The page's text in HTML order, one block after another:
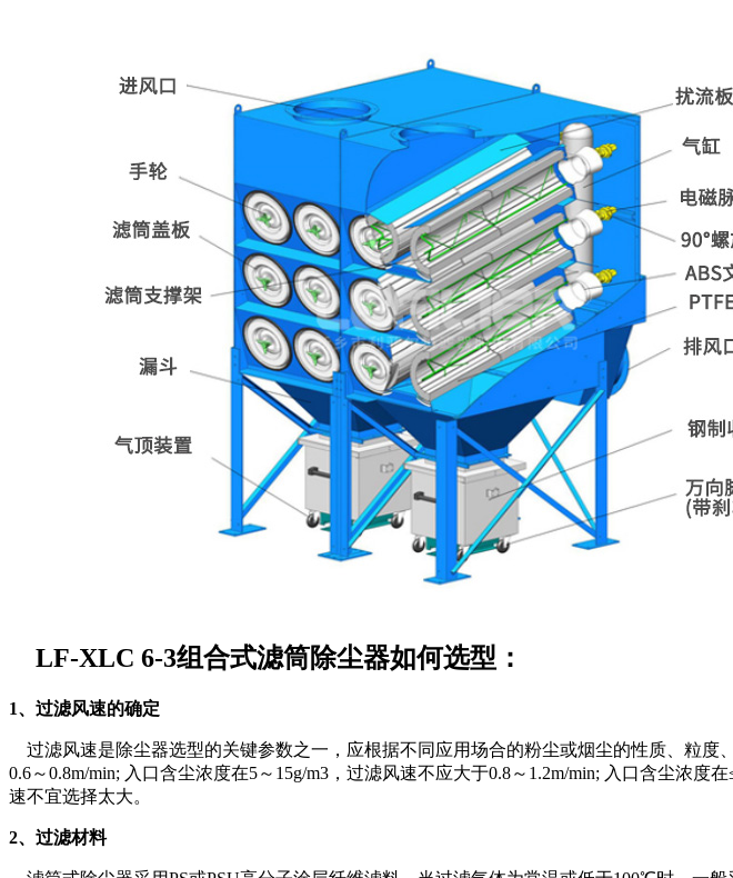
LF-XLC 6-3组合式滤筒除尘器如何选型：
1、过滤风速的确定
过滤风速是除尘器选型的关键参数之一，应根据不同应用场合的粉尘或烟尘的性质、粒度
0.6～0.8m/min; 入口含尘浓度在5～15g/m3，过滤风速不应大于0.8～1.2m/min; 入口含尘浓
速不宜选择太大。
2、过滤材料